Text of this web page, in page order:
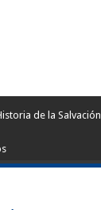
de la Salvación